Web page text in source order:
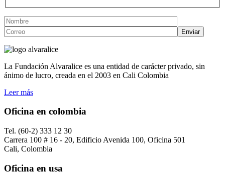
La Fundación Alvaralice es una entidad de carácter privado, sin
ánimo de lucro, creada en el 2003 en Cali Colombia
Leer más
Oficina en colombia
Tel. (60-2) 333 12 30
Carrera 100 # 16 - 20, Edificio Avenida 100, Oficina 501
Cali, Colombia
Oficina en usa